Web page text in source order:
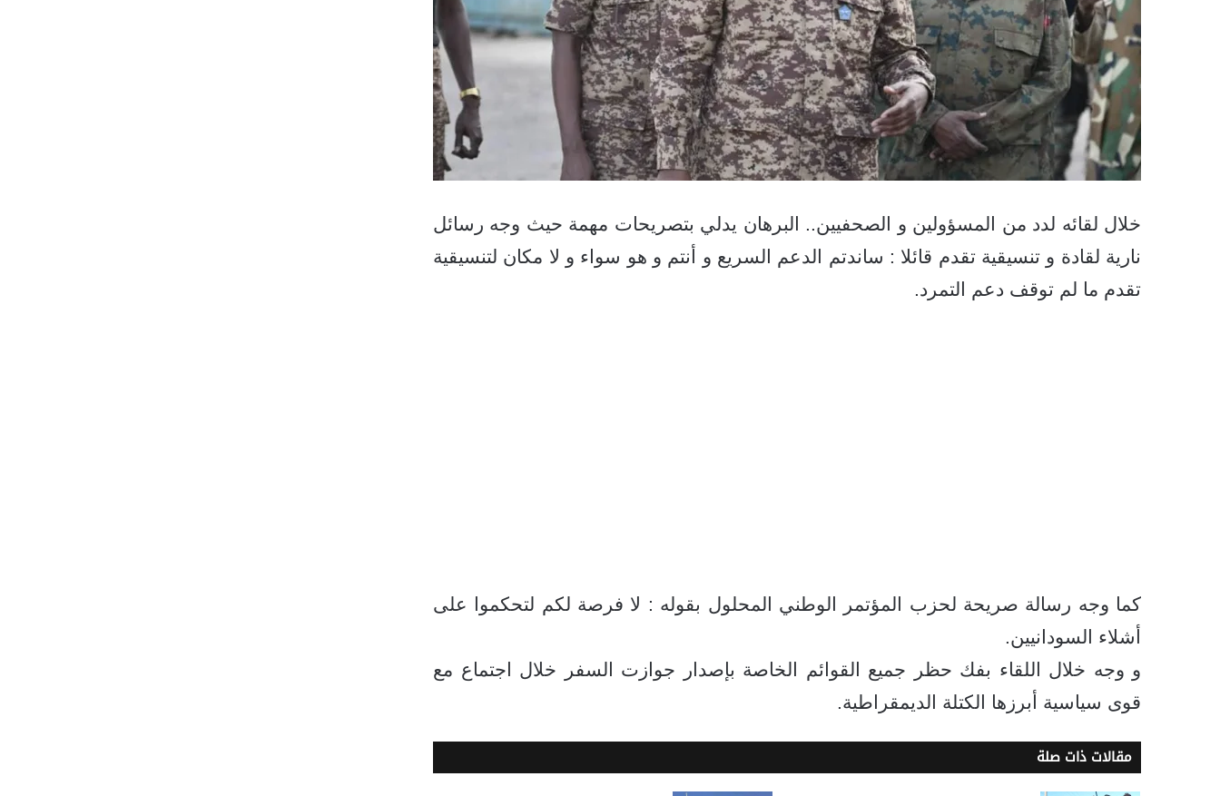
خلال لقائه لدد من المسؤولين و الصحفيين.. البرهان يدلي بتصريحات مهمة حيث وجه رسائل
نارية لقادة و تنسيقية تقدم قائلا : ساندتم الدعم السريع و أنتم و هو سواء و لا مكان لتنسيقية
تقدم ما لم توقف دعم التمرد.
كما وجه رسالة صريحة لحزب المؤتمر الوطني المحلول بقوله : لا فرصة لكم لتحكموا على
أشلاء السودانيين.
و وجه خلال اللقاء بفك حظر جميع القوائم الخاصة بإصدار جوازت السفر خلال اجتماع مع
قوى سياسية أبرزها الكتلة الديمقراطية.
مقالات ذات صلة